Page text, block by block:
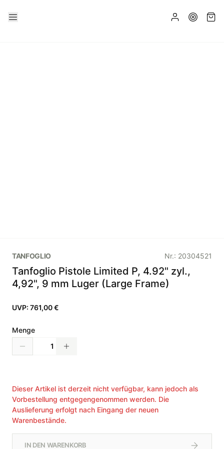
TANFOGLIO Nr.: 20304521
Tanfoglio Pistole Limited P, 4.92" zyl.,
4,92", 9 mm Luger (Large Frame)
UVP: 761,00 €
Menge
Dieser Artikel ist derzeit nicht verfügbar, kann jedoch als
Vorbestellung entgegengenommen werden. Die
Auslieferung erfolgt nach Eingang der neuen
Warenbestände.
IN DEN WARENKORB